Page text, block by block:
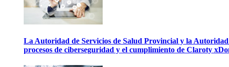
La Autoridad de Servicios de Salud Provincial y la
procesos de ciberseguridad y el cumplimiento de Claroty